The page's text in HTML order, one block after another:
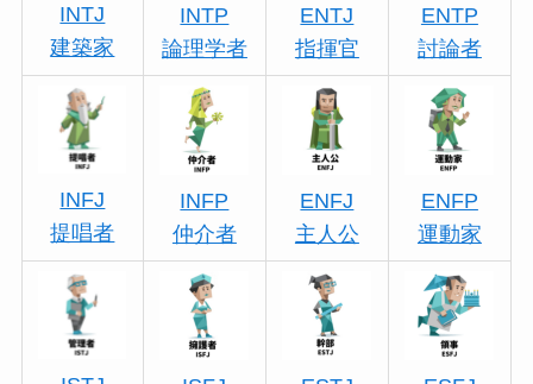
INTJ
建築家
INTP
論理学者
ENTJ
指揮官
ENTP
討論者
INFJ
提唱者
INFP
仲介者
ENFJ
主人公
ENFP
運動家